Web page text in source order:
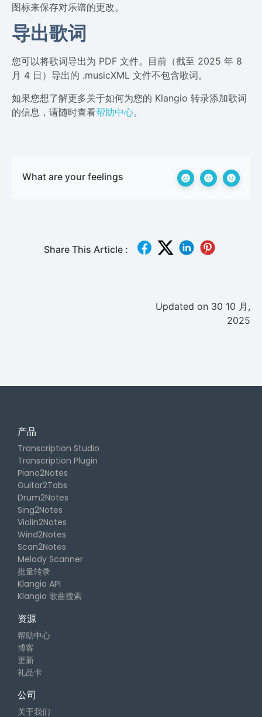
图标来保存对乐谱的更改。
导出歌词
您可以将歌词导出为 PDF 文件。目前（截至 2025 年 8
月 4 日）导出的 .musicXML 文件不包含歌词。
如果您想了解更多关于如何为您的 Klangio 转录添加歌词
的信息，请随时查看帮助中心。
What are your feelings
Share This Article :
Updated on 30 10 月,
2025
产品
Transcription Studio
Transcription Plugin
Piano2Notes
Guitar2Tabs
Drum2Notes
Sing2Notes
Violin2Notes
Wind2Notes
Scan2Notes
Melody Scanner
批量转录
Klangio API
Klangio 歌曲搜索
资源
帮助中心
博客
更新
礼品卡
公司
关于我们